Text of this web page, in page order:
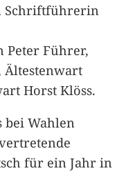
Schriftführerin
Peter Führer,
Ältestenwart
Horst Klöss.
bei Wahlen
für ein Jahr in